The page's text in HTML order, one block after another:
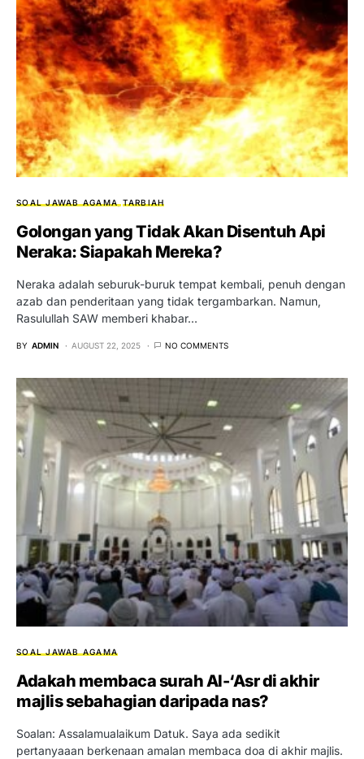
SOAL JAWAB AGAMA TARBIAH
Golongan yang Tidak Akan Disentuh Api
Neraka: Siapakah Mereka?
Neraka adalah seburuk-buruk tempat kembali, penuh dengan
azab dan penderitaan yang tidak tergambarkan. Namun,
Rasulullah SAW memberi khabar…
BY ADMIN AUGUST 22, 2025 NO COMMENTS
SOAL JAWAB AGAMA
Adakah membaca surah Al-‘Asr di akhir
majlis sebahagian daripada nas?
Soalan: Assalamualaikum Datuk. Saya ada sedikit
pertanyaaan berkenaan amalan membaca doa di akhir majlis.